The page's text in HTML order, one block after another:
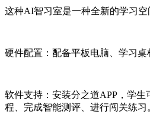
这种AI智习室是一种全新的学习空
硬件配置：配备平板电脑、学习桌
软件支持：安装分之道APP，学
程、完成智能测评、进行闯关练习